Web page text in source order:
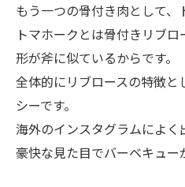
もう一つの骨付き肉として、
トマホークとは骨付きリブロ
形が斧に似ているからです。
全体的にリブロースの特徴と
シーです。
海外のインスタグラムによく
豪快な見た目でバーベキュー